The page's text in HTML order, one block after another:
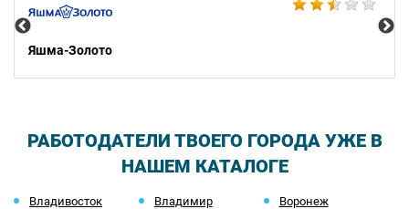
Яшма-Золото
РАБОТОДАТЕЛИ ТВОЕГО ГОРОДА УЖЕ В
НАШЕМ КАТАЛОГЕ
Владивосток Владимир
Воронеж